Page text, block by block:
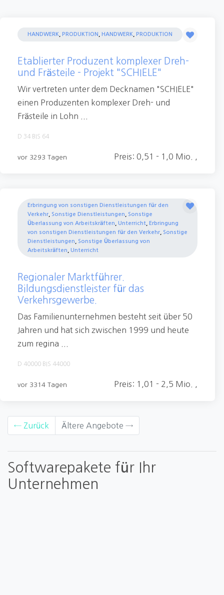
HANDWERK PRODUKTION HANDWERK PRODUKTION
Etablierter Produzent komplexer Dreh-
und Frästeile - Projekt "SCHIELE"
Wir vertreten unter dem Decknamen "SCHIELE"
einen Produzenten komplexer Dreh- und
Frästeile in Lohn ...
D 34 BIS 64
vor 3293 Tagen Preis: 0,51 - 1,0 Mio. ,
Erbringung von sonstigen Dienstleistungen für den
Verkehr
Sonstige Dienstleistungen
Sonstige
Überlassung von Arbeitskräften
Unterricht
Erbringung
von sonstigen Dienstleistungen für den Verkehr
Sonstige
Dienstleistungen
Sonstige Überlassung von
Arbeitskräften
Unterricht
Regionaler Marktführer.
Bildungsdienstleister für das
Verkehrsgewerbe.
Das Familienunternehmen besteht seit über 50
Jahren und hat sich zwischen 1999 und heute
zum regina ...
D 40000 BIS 44000
vor 3314 Tagen Preis: 1,01 - 2,5 Mio. ,
← Zurück Ältere Angebote →
Softwarepakete für Ihr
Unternehmen